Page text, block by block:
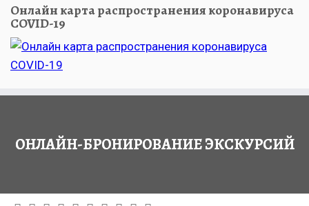
Онлайн карта распространения коронавируса
COVID-19
ОНЛАЙН-БРОНИРОВАНИЕ ЭКСКУРСИЙ